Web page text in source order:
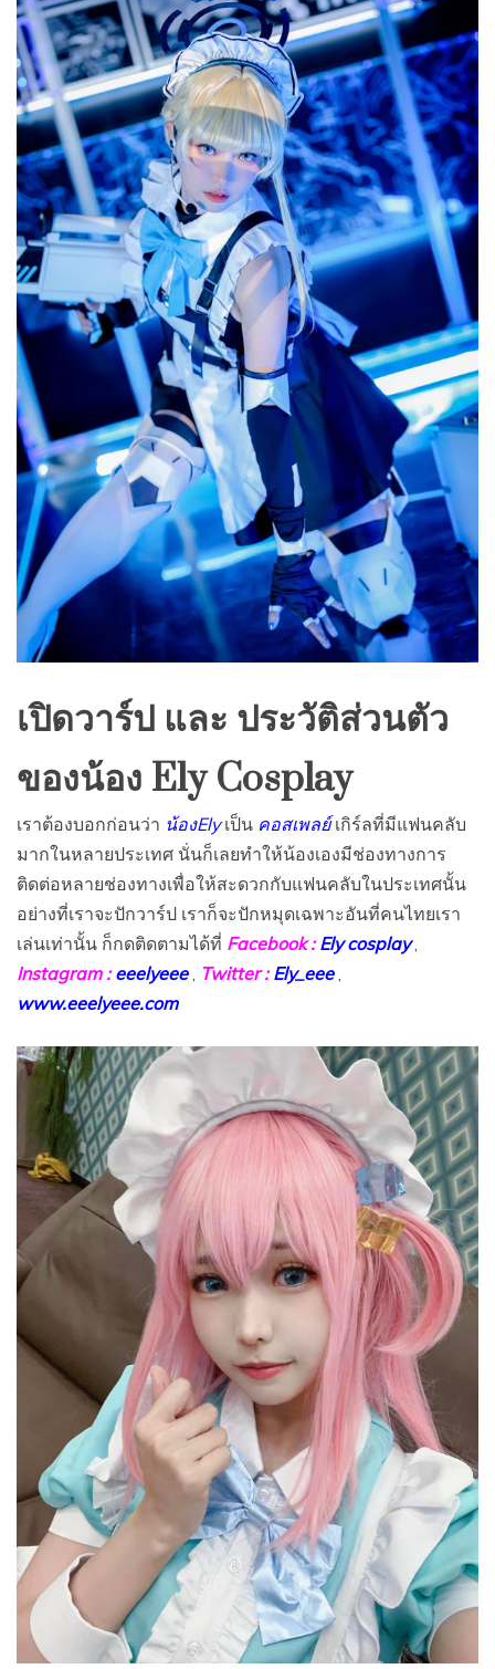
เปิดวาร์ป และ ประวัติส่วนตัว
ของน้อง Ely Cosplay
เราต้องบอกก่อนว่า น้องElyเป็น คอสเพลย์เกิร์ลที่มีแฟนคลับ
มากในหลายประเทศ นั่นก็เลยทำให้น้องเองมีช่องทางการ
ติดต่อหลายช่องทางเพื่อให้สะดวกกับแฟนคลับในประเทศนั้น
อย่างที่เราจะปักวาร์ป เราก็จะปักหมุดเฉพาะอันที่คนไทยเรา
เล่นเท่านั้น ก็กดติดตามได้ที่ Facebook :Ely cosplay,
Instagram :eeelyeee, Twitter :Ely_eee,
www.eeelyeee.com